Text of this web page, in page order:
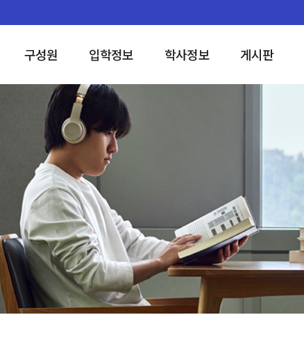
구성원 입학정보 학사정보 게시판